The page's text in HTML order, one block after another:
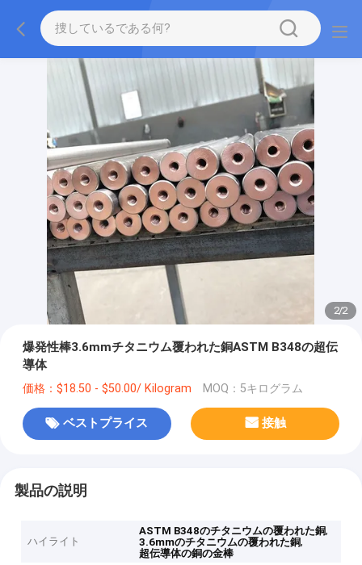
2/2
爆発性棒3.6mmチタニウム覆われた銅ASTM B348の超伝
導体
価格：$18.50 - $50.00/ Kilogram MOQ：5キログラム
ベストプライス 接触
製品の説明
ハイライト
ASTM B348のチタニウムの覆われた銅,
3.6mmのチタニウムの覆われた銅,
超伝導体の銅の金棒